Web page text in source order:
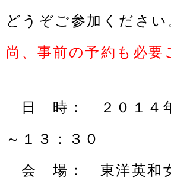
どうぞご参加ください
尚、事前の予約も必
日 時： ２０ １４
～１３：３０
会 場： 東洋英和女